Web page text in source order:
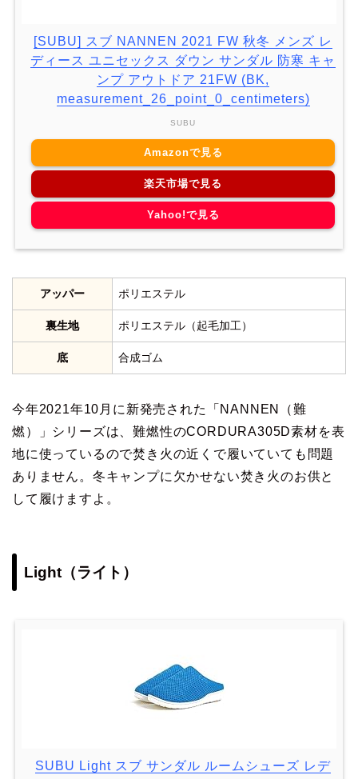
[SUBU] スブ NANNEN 2021 FW 秋冬 メンズ レ
ディース ユニセックス ダウン サンダル 防寒 キャ
ンプ アウトドア 21FW (BK,
measurement_26_point_0_centimeters)
SUBU
Amazonで見る
楽天市場で見る
Yahoo!で見る
アッパー ポリエステル
裏生地 ポリエステル（起毛加工）
底 合成ゴム
今年2021年10月に新発売された「NANNEN（難
燃）」シリーズは、難燃性のCORDURA305D素材を表
地に使っているので焚き火の近くで履いていても問題
ありません。冬キャンプに欠かせない焚き火のお供と
して履けますよ。
Light（ライト）
SUBU Light スブ サンダル ルームシューズ レデ